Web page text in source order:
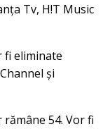
Tv, H!T Music
fi eliminate
și
54. Vor fi